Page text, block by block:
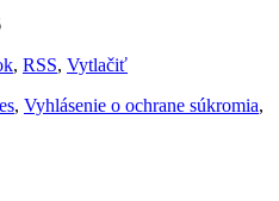
, RSS, Vytlačiť
, Vyhlásenie o ochrane súkromia,